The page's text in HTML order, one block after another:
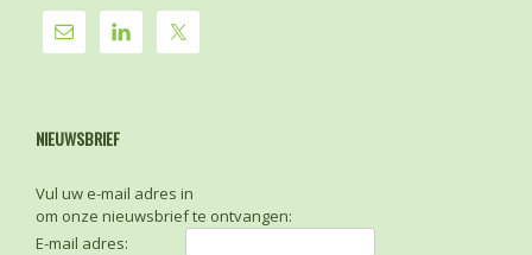
NIEUWSBRIEF
Vul uw e-mail adres in
om onze nieuwsbrief te ontvangen:
E-mail adres: